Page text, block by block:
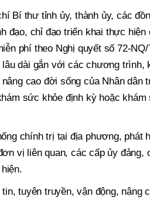
Bí thư tỉnh ủy, thành ủy, các
đạo, chỉ đạo triển khai thực
phí theo Nghị quyết số 72-
dài gắn với các chương trình,
cao đời sống của Nhân dân
sức khỏe định kỳ hoặc
chính trị tại địa phương, phát
vị liên quan, các cấp ủy đảng,
tuyên truyền, vận động, nâng